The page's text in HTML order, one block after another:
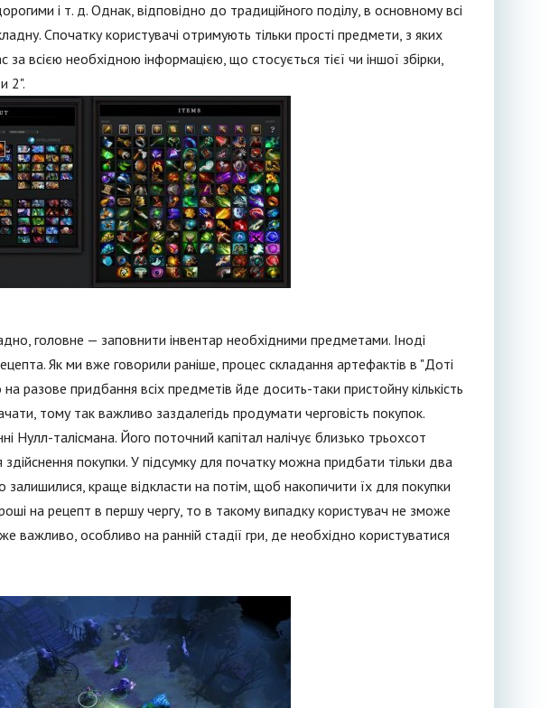
і т. д. Однак, відповідно до традиційного поділу, в основному всі
Спочатку користувачі отримують тільки прості предмети, з яких
всією необхідною інформацією, що стосується тієї чи іншої збірки,
2".
головне — заповнити інвентар необхідними предметами. Іноді
Як ми вже говорили раніше, процес складання артефактів в "Доті
разове придбання всіх предметів йде досить-таки пристойну кількість
тому так важливо заздалегідь продумати черговість покупок.
Нулл-талісмана. Його поточний капітал налічує близько трьохсот
покупки. У підсумку для початку можна придбати тільки два
краще відкласти на потім, щоб накопичити їх для покупки
на рецепт в першу чергу, то в такому випадку користувач не зможе
важливо, особливо на ранній стадії гри, де необхідно користуватися